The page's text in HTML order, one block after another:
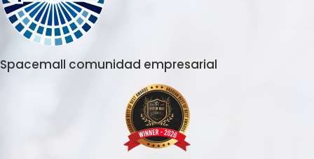
Spacemall comunidad empresarial